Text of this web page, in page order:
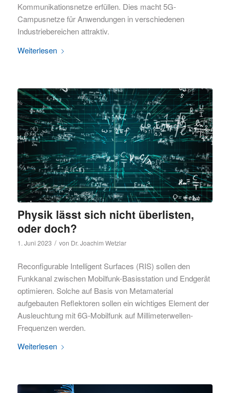
Kommunikationsnetze erfüllen. Dies macht 5G-
Campusnetze für Anwendungen in verschiedenen
Industriebereichen attraktiv.
Weiterlesen
Physik lässt sich nicht überlisten,
oder doch?
1. Juni 2023 / von Dr. Joachim Wetzlar
Reconfigurable Intelligent Surfaces (RIS) sollen den
Funkkanal zwischen Mobilfunk-Basisstation und Endgerät
optimieren. Solche auf Basis von Metamaterial
aufgebauten Reflektoren sollen ein wichtiges Element der
Ausleuchtung mit 6G-Mobilfunk auf Millimeterwellen-
Frequenzen werden.
Weiterlesen